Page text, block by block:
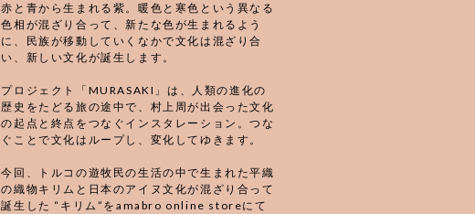
赤と青から生まれる紫。暖色と寒色という異なる
色相が混ざり合って、新たな色が生まれるよう
に、民族が移動していくなかで文化は混ざり合
い、新しい文化が誕生します。
プロジェクト「MURASAKI」は、人類の進化の
歴史をたどる旅の途中で、村上周が出会った文化
の起点と終点をつなぐインスタレーション。つな
ぐことで文化はループし、変化してゆきます。
今回、トルコの遊牧民の生活の中で生まれた平織
の織物キリムと日本のアイヌ文化が混ざり合って
誕生した “キリム”をamabro online storeにて